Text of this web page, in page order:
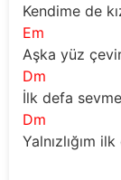
Kendime de
Em
Aşka yüz
Dm
İlk defa
Dm
Yalnızlığım